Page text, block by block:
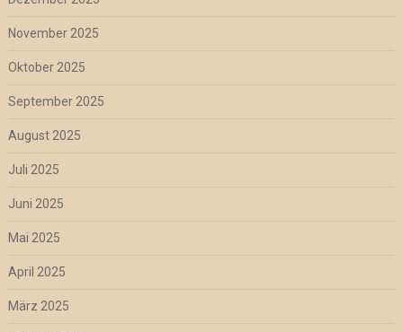
November 2025
Oktober 2025
September 2025
August 2025
Juli 2025
Juni 2025
Mai 2025
April 2025
März 2025